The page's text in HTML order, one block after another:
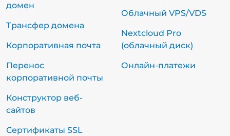
домен
Трансфер домена
Корпоративная почта
Перенос
корпоративной почты
Конструктор веб-
сайтов
Сертификаты SSL
Облачный VPS/VDS
Nextcloud Pro
(облачный диск)
Онлайн-платежи